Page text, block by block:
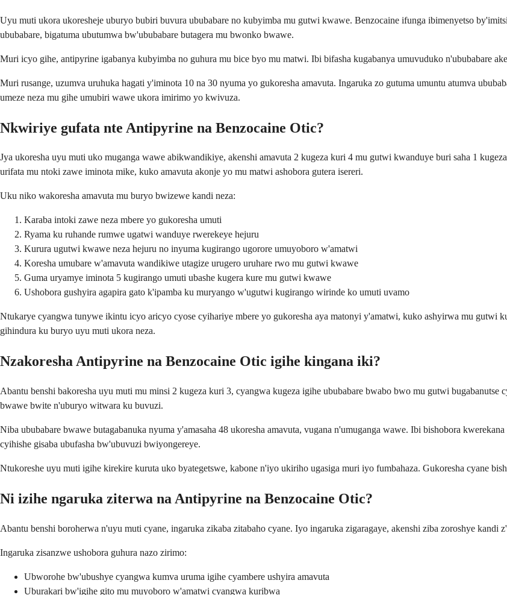
Uyu muti ukora ukoresheje uburyo bubiri buvura ububabare no kubyimba mu gutwi kwawe. Benzocaine ifunga ibimenyetso
ububabare, bigatuma ubutumwa bw'ububabare butagera mu bwonko bwawe.
Muri icyo gihe, antipyrine igabanya kubyimba no guhura mu bice byo mu matwi. Ibi bifasha kugabanya umuvuduko n'ububabare
Muri rusange, uzumva uruhuka hagati y'iminota 10 na 30 nyuma yo gukoresha amavuta. Ingaruka zo gutuma umuntu atumva
umeze neza mu gihe umubiri wawe ukora imirimo yo kwivuza.
Nkwiriye gufata nte Antipyrine na Benzocaine Otic?
Jya ukoresha uyu muti uko muganga wawe abikwandikiye, akenshi amavuta 2 kugeza kuri 4 mu gutwi kwanduye buri saha 1
urifata mu ntoki zawe iminota mike, kuko amavuta akonje yo mu matwi ashobora gutera isereri.
Uku niko wakoresha amavuta mu buryo bwizewe kandi neza:
Karaba intoki zawe neza mbere yo gukoresha umuti
Ryama ku ruhande rumwe ugatwi wanduye rwerekeye hejuru
Kurura ugutwi kwawe neza hejuru no inyuma kugirango ugorore umuyoboro w'amatwi
Koresha umubare w'amavuta wandikiwe utagize urugero uruhare rwo mu gutwi kwawe
Guma uryamye iminota 5 kugirango umuti ubashe kugera kure mu gutwi kwawe
Ushobora gushyira agapira gato k'ipamba ku muryango w'ugutwi kugirango wirinde ko umuti uvamo
Ntukarye cyangwa tunywe ikintu icyo aricyo cyose cyihariye mbere yo gukoresha aya matonyi y'amatwi, kuko ashyirwa mu
gihindura ku buryo uyu muti ukora neza.
Nzakoresha Antipyrine na Benzocaine Otic igihe kingana iki?
Abantu benshi bakoresha uyu muti mu minsi 2 kugeza kuri 3, cyangwa kugeza igihe ububabare bwabo bwo mu gutwi
bwawe bwite n'uburyo witwara ku buvuzi.
Niba ububabare bwawe butagabanuka nyuma y'amasaha 48 ukoresha amavuta, vugana n'umuganga wawe. Ibi bishobora
cyihishe gisaba ubufasha bw'ubuvuzi bwiyongereye.
Ntukoreshe uyu muti igihe kirekire kuruta uko byategetswe, kabone n'iyo ukiriho ugasiga muri iyo fumbahaza. Gukoresha cyane
Ni izihe ngaruka ziterwa na Antipyrine na Benzocaine Otic?
Abantu benshi boroherwa n'uyu muti cyane, ingaruka zikaba zitabaho cyane. Iyo ingaruka zigaragaye, akenshi ziba zoroshye
Ingaruka zisanzwe ushobora guhura nazo zirimo:
Ubworohe bw'ubushye cyangwa kumva uruma igihe cyambere ushyira amavuta
Uburakari bw'igihe gito mu muyoboro w'amatwi cyangwa kuribwa